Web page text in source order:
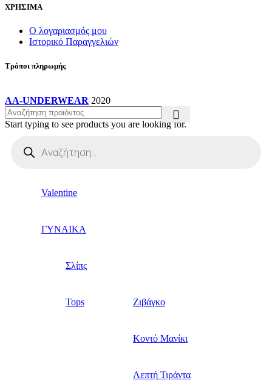
ΧΡΗΣΙΜΑ
Ο λογαριασμός μου
Ιστορικό Παραγγελιών
Τρόποι πληρωμής
AA-UNDERWEAR 2020
Start typing to see products you are looking for.
search
Valentine
ΓΥΝΑΙΚΑ
Σλίπς
Tops Ζιβάγκο
Κοντό Μανίκι
Λεπτή Τιράντα